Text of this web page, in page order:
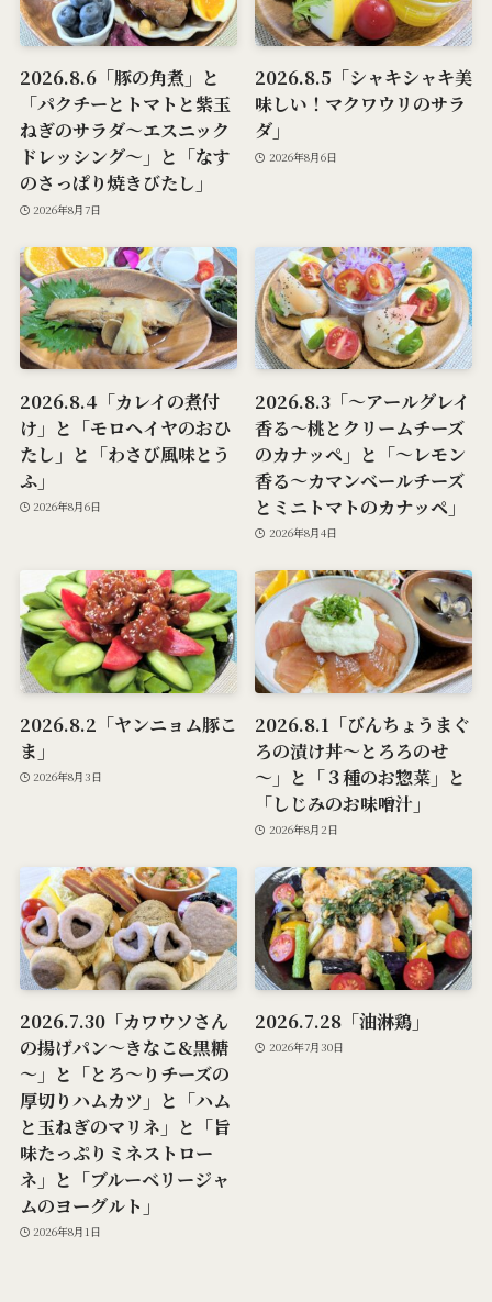
2026.8.6「豚の角煮」と
「パクチーとトマトと紫玉
ねぎのサラダ～エスニック
ドレッシング～」と「なす
のさっぱり焼きびたし」
2026年8月7日
2026.8.5「シャキシャキ美
味しい！マクワウリのサラ
ダ」
2026年8月6日
2026.8.4「カレイの煮付
け」と「モロヘイヤのおひ
たし」と「わさび風味とう
ふ」
2026年8月6日
2026.8.3「～アールグレイ
香る～桃とクリームチーズ
のカナッペ」と「～レモン
香る～カマンベールチーズ
とミニトマトのカナッペ」
2026年8月4日
2026.8.2「ヤンニョム豚こ
ま」
2026年8月3日
2026.8.1「びんちょうまぐ
ろの漬け丼～とろろのせ
～」と「３種のお惣菜」と
「しじみのお味噌汁」
2026年8月2日
2026.7.30「カワウソさん
の揚げパン～きなこ&黒糖
～」と「とろ～りチーズの
厚切りハムカツ」と「ハム
と玉ねぎのマリネ」と「旨
味たっぷりミネストロー
ネ」と「ブルーベリージャ
ムのヨーグルト」
2026年8月1日
2026.7.28「油淋鶏」
2026年7月30日